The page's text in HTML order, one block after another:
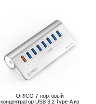
ORICO 7-портовый
концентратор USB 3.2 Type-A из